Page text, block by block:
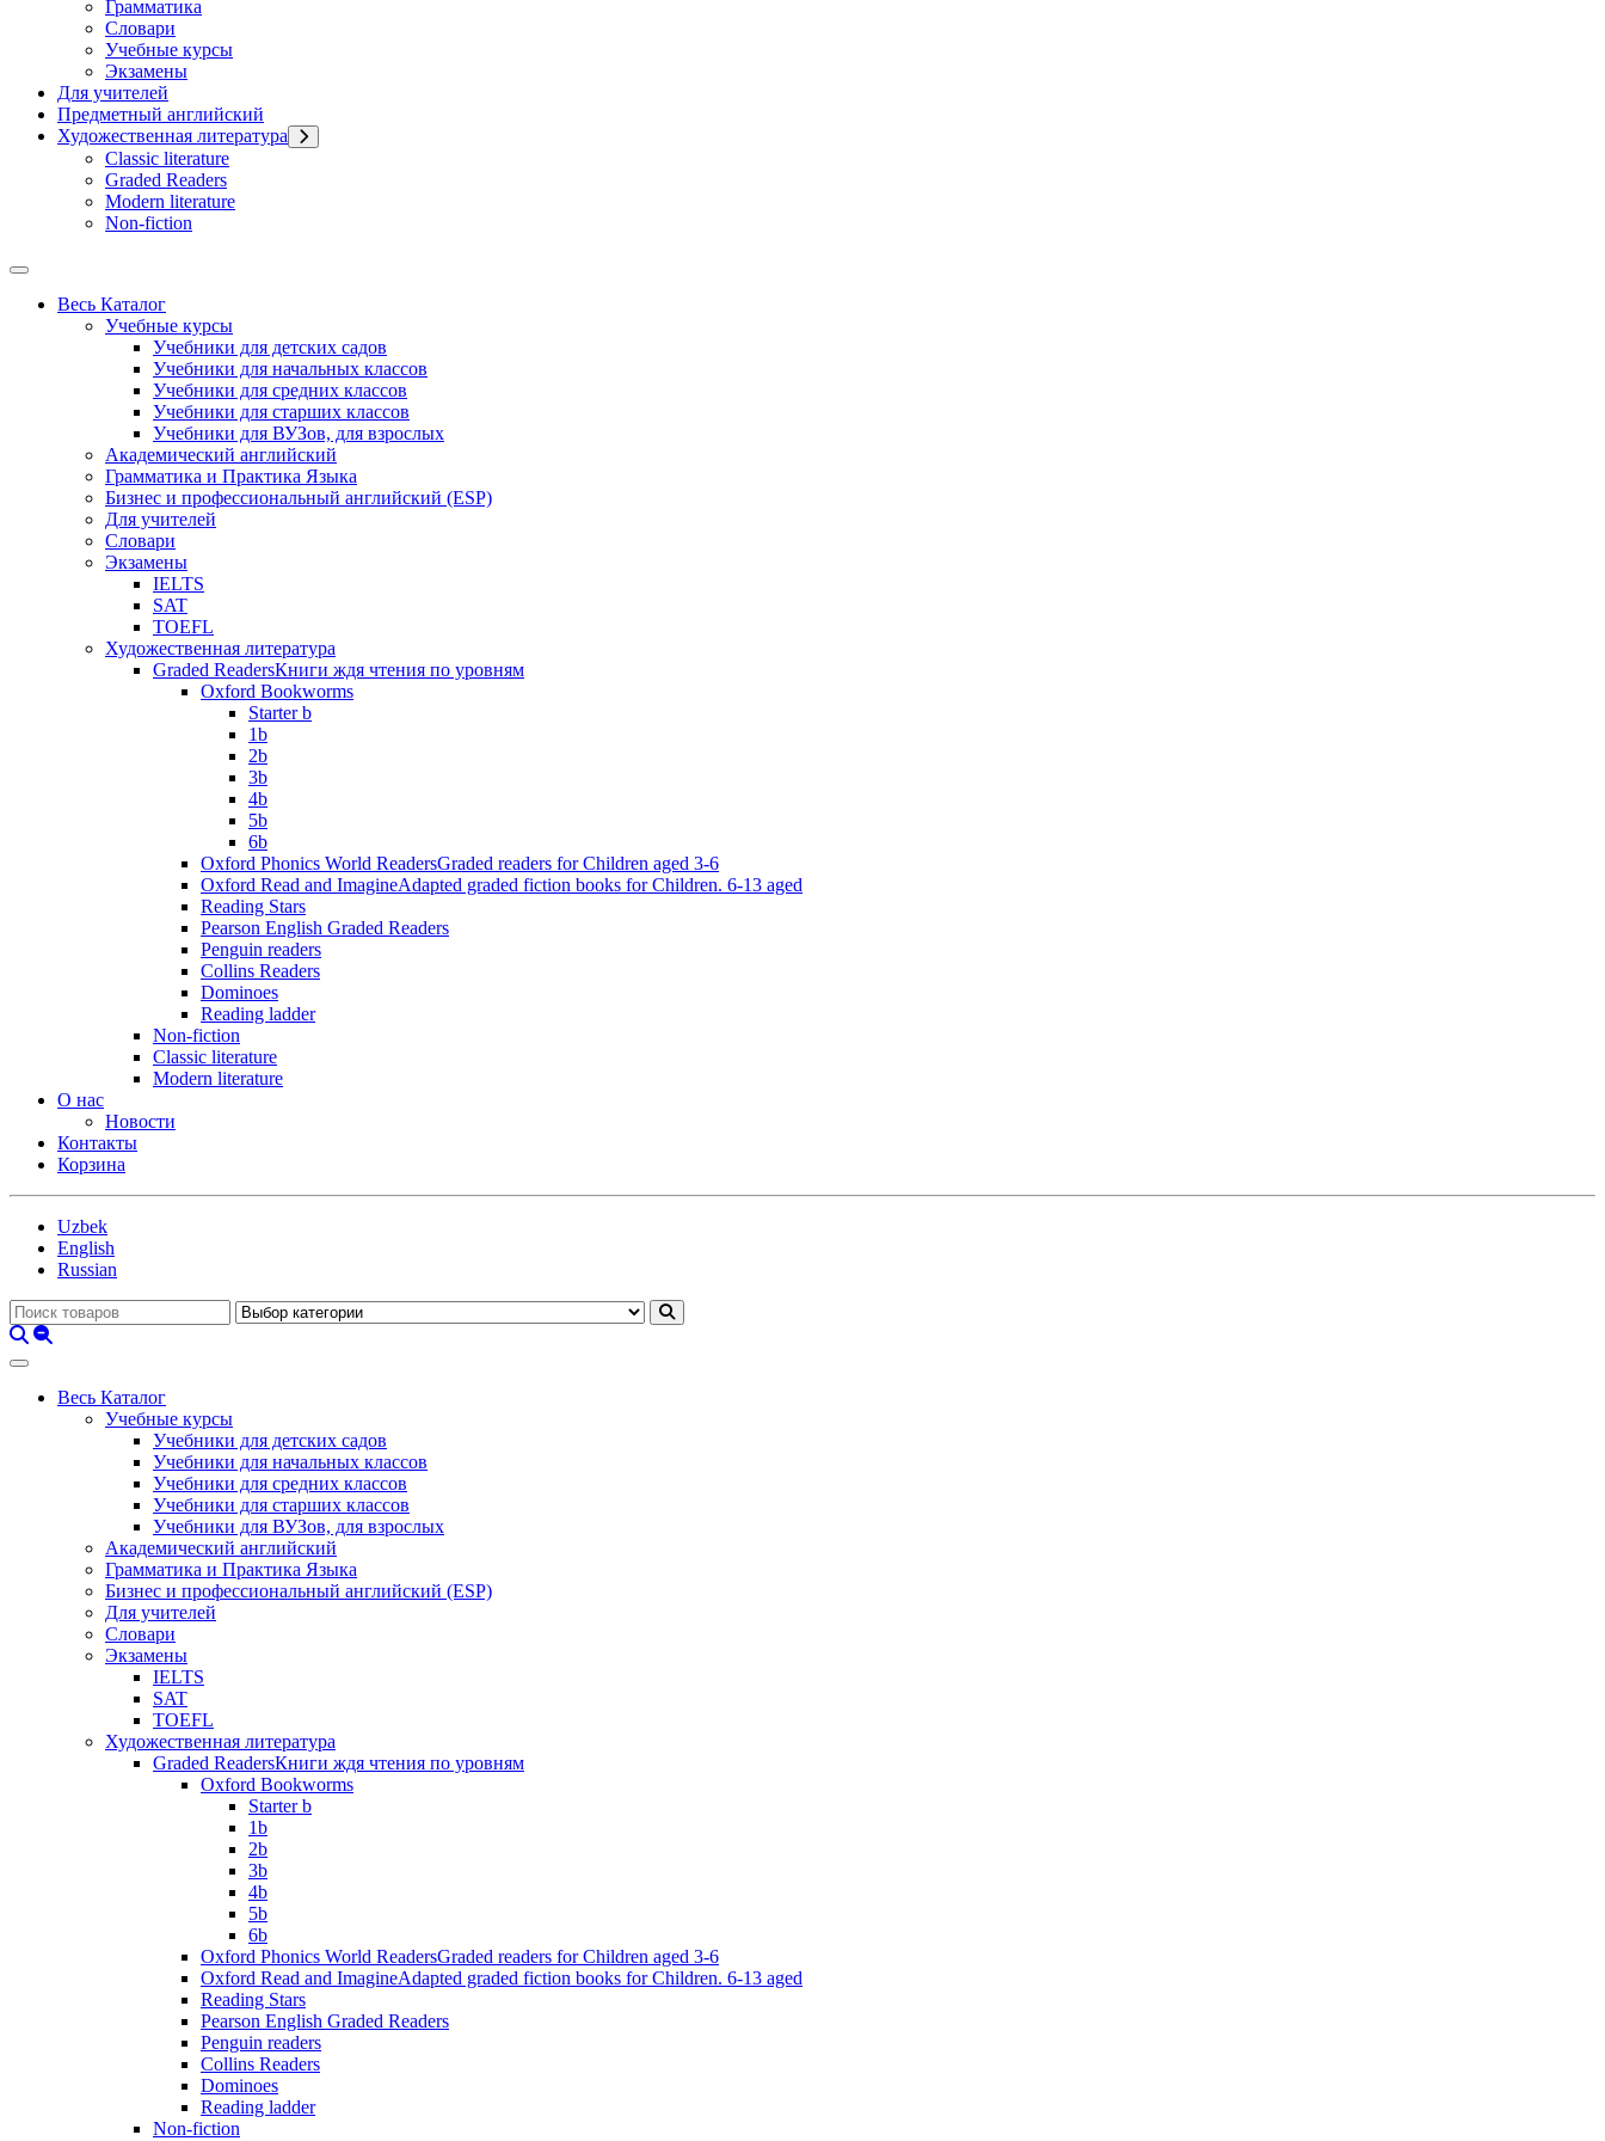
Грамматика
Словари
Учебные курсы
Экзамены
Для учителей
Предметный английский
Художественная литература
Classic literature
Graded Readers
Modern literature
Non-fiction
Весь Каталог
Учебные курсы
Учебники для детских садов
Учебники для начальных классов
Учебники для средних классов
Учебники для старших классов
Учебники для ВУЗов, для взрослых
Академический английский
Грамматика и Практика Языка
Бизнес и профессиональный английский (ESP)
Для учителей
Словари
Экзамены
IELTS
SAT
TOEFL
Художественная литература
Graded ReadersКниги ждя чтения по уровням
Oxford Bookworms
Starter b
1b
2b
3b
4b
5b
6b
Oxford Phonics World ReadersGraded readers for Children aged 3-6
Oxford Read and ImagineAdapted graded fiction books for Children. 6-13 aged
Reading Stars
Pearson English Graded Readers
Penguin readers
Collins Readers
Dominoes
Reading ladder
Non-fiction
Classic literature
Modern literature
О нас
Новости
Контакты
Корзина
Uzbek
English
Russian
Весь Каталог
Учебные курсы
Учебники для детских садов
Учебники для начальных классов
Учебники для средних классов
Учебники для старших классов
Учебники для ВУЗов, для взрослых
Академический английский
Грамматика и Практика Языка
Бизнес и профессиональный английский (ESP)
Для учителей
Словари
Экзамены
IELTS
SAT
TOEFL
Художественная литература
Graded ReadersКниги ждя чтения по уровням
Oxford Bookworms
Starter b
1b
2b
3b
4b
5b
6b
Oxford Phonics World ReadersGraded readers for Children aged 3-6
Oxford Read and ImagineAdapted graded fiction books for Children. 6-13 aged
Reading Stars
Pearson English Graded Readers
Penguin readers
Collins Readers
Dominoes
Reading ladder
Non-fiction